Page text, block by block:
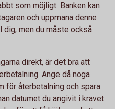
som möjligt. Banken kan
och uppmana denne
dig, men du måste också
direkt, är det bra att
Ange då noga
för återbetalning och spara
datumet du angivit i kravet